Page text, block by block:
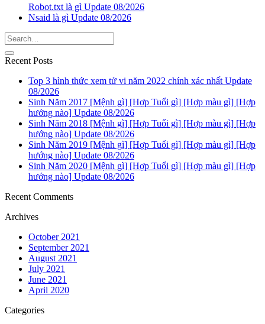
Robot.txt là gì Update 08/2026
Nsaid là gì Update 08/2026
Recent Posts
Top 3 hình thức xem tử vi năm 2022 chính xác nhất Update
08/2026
Sinh Năm 2017 [Mệnh gì] [Hợp Tuổi gì] [Hợp màu gì] [Hợp
hướng nào] Update 08/2026
Sinh Năm 2018 [Mệnh gì] [Hợp Tuổi gì] [Hợp màu gì] [Hợp
hướng nào] Update 08/2026
Sinh Năm 2019 [Mệnh gì] [Hợp Tuổi gì] [Hợp màu gì] [Hợp
hướng nào] Update 08/2026
Sinh Năm 2020 [Mệnh gì] [Hợp Tuổi gì] [Hợp màu gì] [Hợp
hướng nào] Update 08/2026
Recent Comments
Archives
October 2021
September 2021
August 2021
July 2021
June 2021
April 2020
Categories